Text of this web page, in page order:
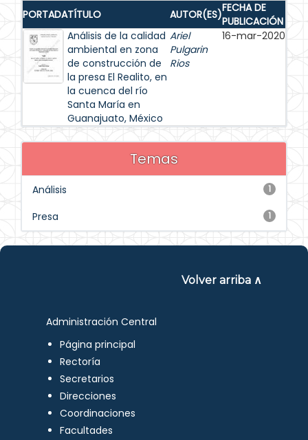
PORTADATÍTULO AUTOR(ES)FECHA DE
PUBLICACIÓN
Análisis de la calidad
ambiental en zona
de construcción de
la presa El Realito, en
la cuenca del río
Santa María en
Guanajuato, México
Ariel
Pulgarin
Rios
16-mar-2020
Temas
1
Análisis
1
Presa
Volver arriba ∧
Administración Central
Página principal
Rectoría
Secretarios
Direcciones
Coordinaciones
Facultades